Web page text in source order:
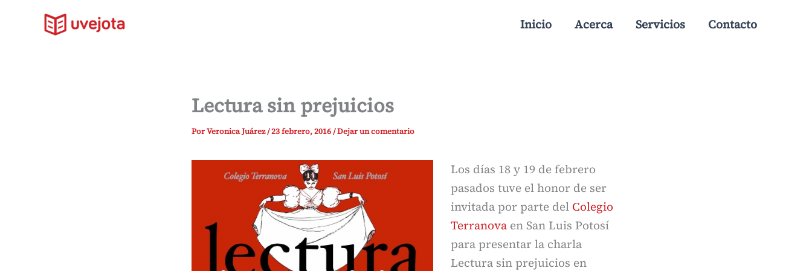
Inicio Acerca Servicios Contacto
Lectura sin prejuicios
PorVeronica Juárez/23 febrero, 2016/Dejar un comentario
Los días 18 y 19 de febrero
pasados tuve el honor de ser
invitada por parte del Colegio
Terranovaen San Luis Potosí
para presentar la charla
Lectura sin prejuicios en